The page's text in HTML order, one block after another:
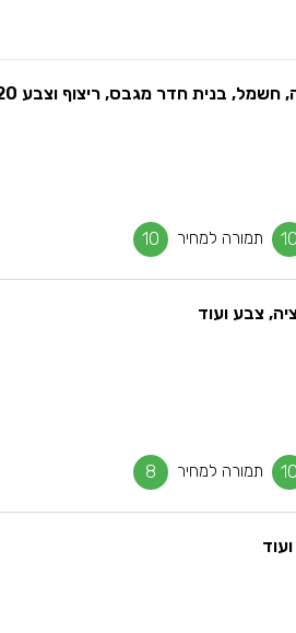
בנית חדר מגבס, ריצוף וצבע 120 מטר
10 תמורה למחיר 10
צבע ועוד
10 תמורה למחיר 8